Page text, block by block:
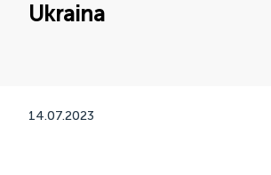
Ukraina
14.07.2023